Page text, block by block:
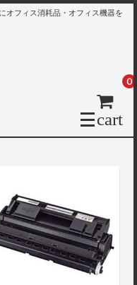
オフィス消耗品・オフィス機器を
cart
0